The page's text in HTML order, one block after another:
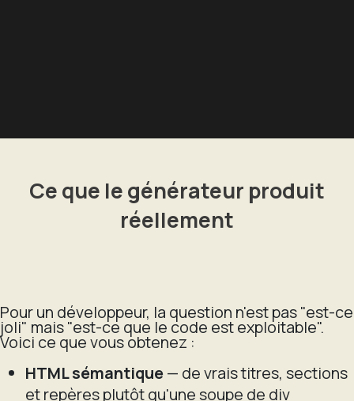
Ce que le générateur produit
réellement
Pour un développeur, la question n'est pas "est-ce
joli" mais "est-ce que le code est exploitable".
Voici ce que vous obtenez :
HTML sémantique— de vrais titres, sections
et repères plutôt qu'une soupe de div